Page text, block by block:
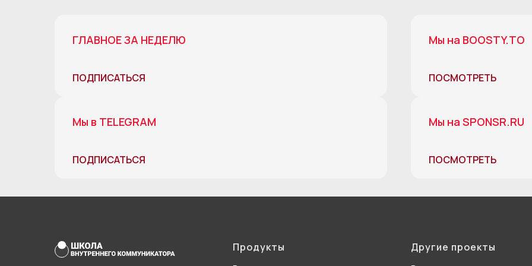
ГЛАВНОЕ ЗА НЕДЕЛЮ
ПОДПИСАТЬСЯ
Мы на BOOSTY.TO
ПОСМОТРЕТЬ
Мы в TELEGRAM
ПОДПИСАТЬСЯ
Мы на SPONSR.RU
ПОСМОТРЕТЬ
Продукты Другие проекты